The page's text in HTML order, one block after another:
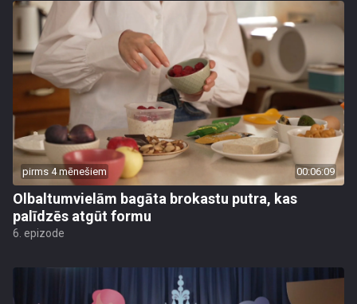
pirms 4 mēnešiem 00:06:09
Olbaltumvielām bagāta brokastu putra, kas
palīdzēs atgūt formu
6. epizode